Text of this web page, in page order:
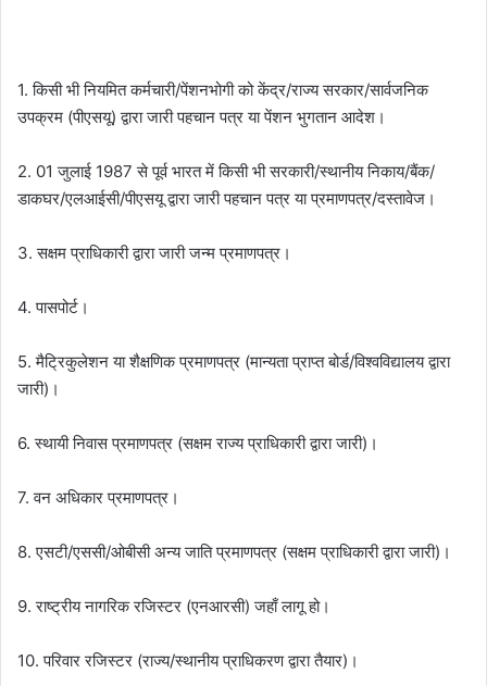
1. किसी भी नियमित कर्मचारी/पेंशनभोगी को केंद्र/राज्य सरकार/सार्वजनिक
उपक्रम (पीएसयू) द्वारा जारी पहचान पत्र या पेंशन भुगतान आदेश।
2. 01 जुलाई 1987 से पूर्व भारत में किसी भी सरकारी/स्थानीय निकाय/बैंक/
डाकघर/एलआईसी/पीएसयू द्वारा जारी पहचान पत्र या प्रमाणपत्र/दस्तावेज।
3. सक्षम प्राधिकारी द्वारा जारी जन्म प्रमाणपत्र।
4. पासपोर्ट।
5. मैट्रिकुलेशन या शैक्षणिक प्रमाणपत्र (मान्यता प्राप्त बोर्ड/विश्वविद्यालय द्वारा
जारी)।
6. स्थायी निवास प्रमाणपत्र (सक्षम राज्य प्राधिकारी द्वारा जारी)।
7. वन अधिकार प्रमाणपत्र।
8. एसटी/एससी/ओबीसी अन्य जाति प्रमाणपत्र (सक्षम प्राधिकारी द्वारा जारी)।
9. राष्ट्रीय नागरिक रजिस्टर (एनआरसी) जहाँ लागू हो।
10. परिवार रजिस्टर (राज्य/स्थानीय प्राधिकरण द्वारा तैयार)।